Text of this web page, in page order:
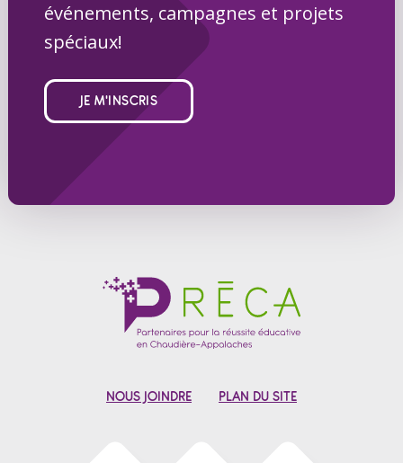
événements, campagnes et projets
spéciaux!
JE M'INSCRIS
NOUS JOINDRE PLAN DU SITE